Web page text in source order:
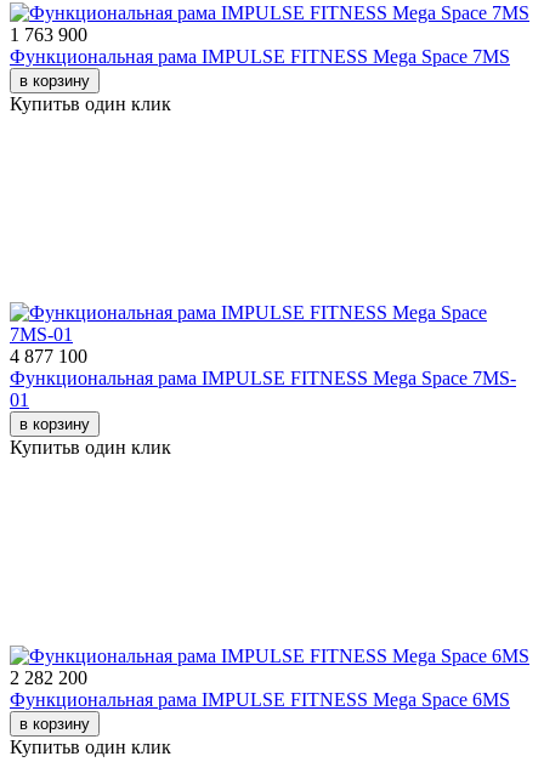
1 763 900
Функциональная рама IMPULSE FITNESS Mega Space 7MS
в корзину
Купитьв один клик
4 877 100
Функциональная рама IMPULSE FITNESS Mega Space 7MS-
01
в корзину
Купитьв один клик
2 282 200
Функциональная рама IMPULSE FITNESS Mega Space 6MS
в корзину
Купитьв один клик